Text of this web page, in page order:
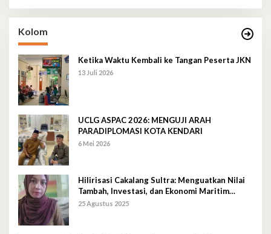
Kolom
Ketika Waktu Kembali ke Tangan Peserta JKN
13 Juli 2026
UCLG ASPAC 2026: MENGUJI ARAH
PARADIPLOMASI KOTA KENDARI
6 Mei 2026
Hilirisasi Cakalang Sultra: Menguatkan Nilai
Tambah, Investasi, dan Ekonomi Maritim
Berkelanjutan
25 Agustus 2025